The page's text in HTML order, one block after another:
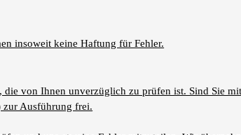
insoweit keine Haftung für Fehler.
die von Ihnen unverzüglich zu prüfen ist. Sind Sie
zur Ausführung frei.